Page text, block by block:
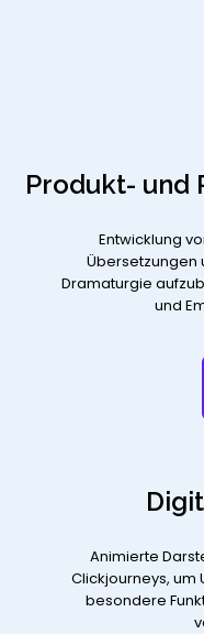
Produkt- und
Entwicklung
Übersetzungen
Dramaturgie
und
Animierte
Clickjourneys, um
besondere